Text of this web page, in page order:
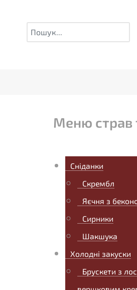
Пошук
Меню страв
Сніданки
Скрембл
Яєчня з
Сирники
Шакшука
Холодні закуски
Брускети з